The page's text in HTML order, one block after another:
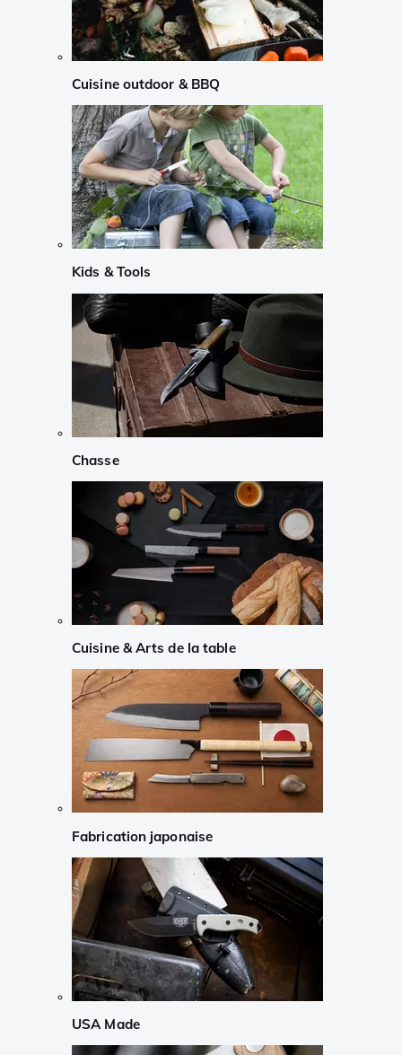
Cuisine outdoor & BBQ
Kids & Tools
Chasse
Cuisine & Arts de la table
Fabrication japonaise
USA Made